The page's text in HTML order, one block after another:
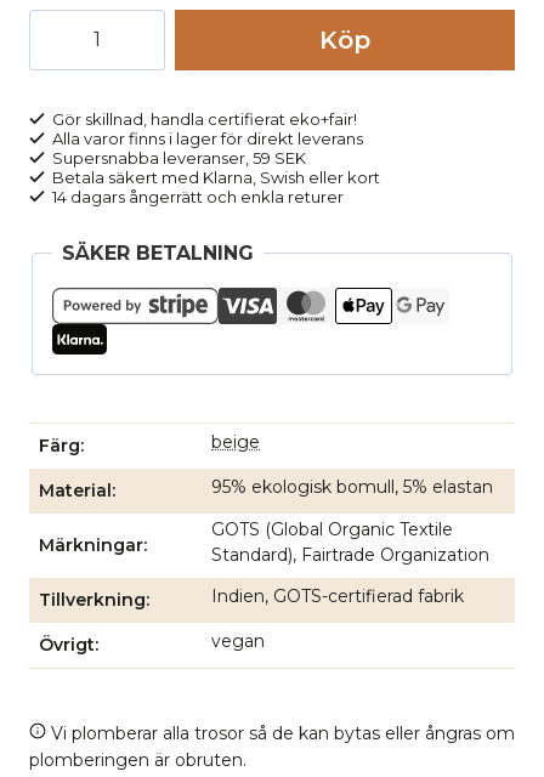
med
spets
beige
mängd
Köp
Gör skillnad, handla certifierat eko+fair!
Alla varor finns i lager för direkt leverans
Supersnabba leveranser, 59 SEK
Betala säkert med Klarna, Swish eller kort
14 dagars ångerrätt och enkla returer
SÄKER BETALNING
Färg beige
Material 95% ekologisk bomull, 5% elastan
Märkningar
GOTS (Global Organic Textile
Standard), Fairtrade Organization
Tillverkning Indien, GOTS-certifierad fabrik
Övrigt vegan
Vi plomberar alla trosor så de kan bytas eller ångras om
plomberingen är obruten.